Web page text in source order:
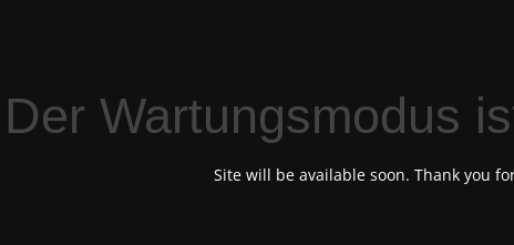
Der Wartungsmodus
Site will be available soon. Thank you